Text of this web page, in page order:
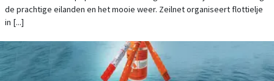
de prachtige eilanden en het mooie weer. Zeilnet organiseert flottielje
in [...]